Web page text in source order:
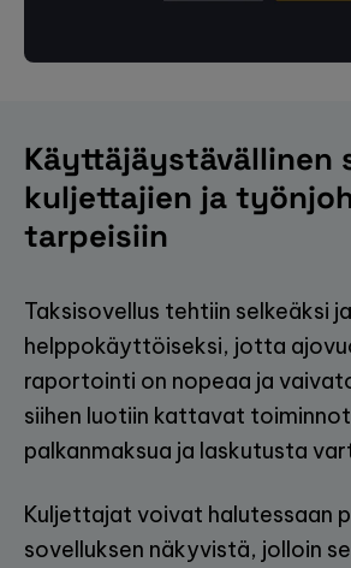
Käyttäjäystävällinen
kuljettajien ja
tarpeisiin
Taksisovellus tehtiin selkeäksi ja
helppokäyttöiseksi, jotta
raportointi on nopeaa ja
siihen luotiin kattavat
palkanmaksua ja laskutusta
Kuljettajat voivat halutessaan
sovelluksen näkyvistä, jolloin